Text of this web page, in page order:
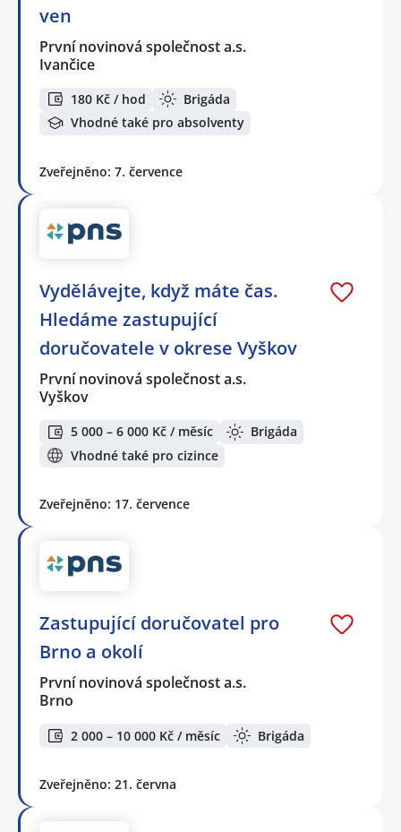
ven
První novinová společnost a.s.
Ivančice
180 Kč / hod
Brigáda
Vhodné také pro absolventy
Zveřejněno: 7. července
Vydělávejte, když máte čas.
Hledáme zastupující
doručovatele v okrese Vyškov
První novinová společnost a.s.
Vyškov
5 000 – 6 000 Kč / měsíc
Brigáda
Vhodné také pro cizince
Zveřejněno: 17. července
Zastupující doručovatel pro
Brno a okolí
První novinová společnost a.s.
Brno
2 000 – 10 000 Kč / měsíc Brigáda
Zveřejněno: 21. června